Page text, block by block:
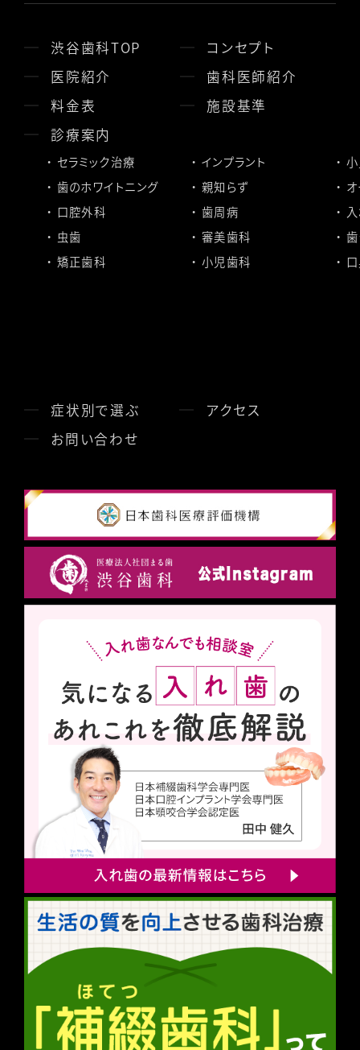
渋谷歯科TOP
コンセプト
医院紹介
歯科医師紹介
料金表
施設基準
診療案内
セラミック治療
歯のホワイトニング
口腔外科
虫歯
矯正歯科
インプラント
親知らず
歯周病
審美歯科
小児歯科
症状別で選ぶ
アクセス
お問い合わせ